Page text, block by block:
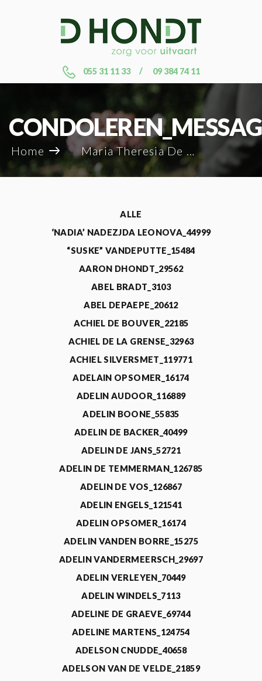
055 31 11 33 09 384 74 11
Home Maria Theresia De Gend_72866
ALLE
‘NADIA’ NADEZJDA LEONOVA_44999
“SUSKE” VANDEPUTTE_15484
AARON DHONDT_29562
ABEL BRADT_3103
ABEL DEPAEPE_20612
ACHIEL DE BOUVER_22185
ACHIEL DE LA GRENSE_32963
ACHIEL SILVERSMET_119771
ADELAIN OPSOMER_16174
ADELIN AUDOOR_116889
ADELIN BOONE_55835
ADELIN DE BACKER_40499
ADELIN DE JANS_52721
ADELIN DE TEMMERMAN_126785
ADELIN DE VOS_126867
ADELIN ENGELS_121541
ADELIN OPSOMER_16174
ADELIN VANDEN BORRE_15275
ADELIN VANDERMEERSCH_29697
ADELIN VERLEYEN_70449
ADELIN WINDELS_7113
ADELINE DE GRAEVE_69744
ADELINE MARTENS_124754
ADELSON CNUDDE_40658
ADELSON VAN DE VELDE_21859